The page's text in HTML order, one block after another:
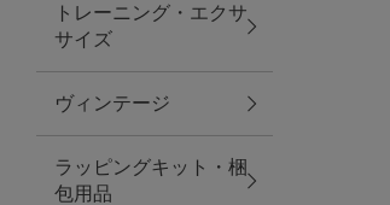
ステーショナリー
その他
紅茶・フード
トレーニング・エクサ
サイズ
ヴィンテージ
ラッピングキット・梱
包用品